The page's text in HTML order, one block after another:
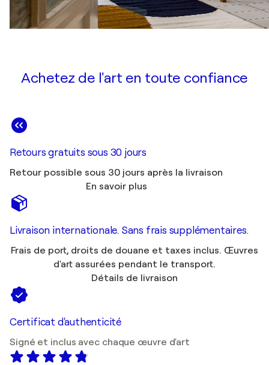
Achetez de l'art en toute confiance
Retours gratuits sous 30 jours
Retour possible sous 30 jours après la livraison
En savoir plus
Livraison internationale. Sans frais supplémentaires.
Frais de port, droits de douane et taxes inclus. Œuvres
d'art assurées pendant le transport.
Détails de livraison
Certificat d'authenticité
Signé et inclus avec chaque œuvre d'art